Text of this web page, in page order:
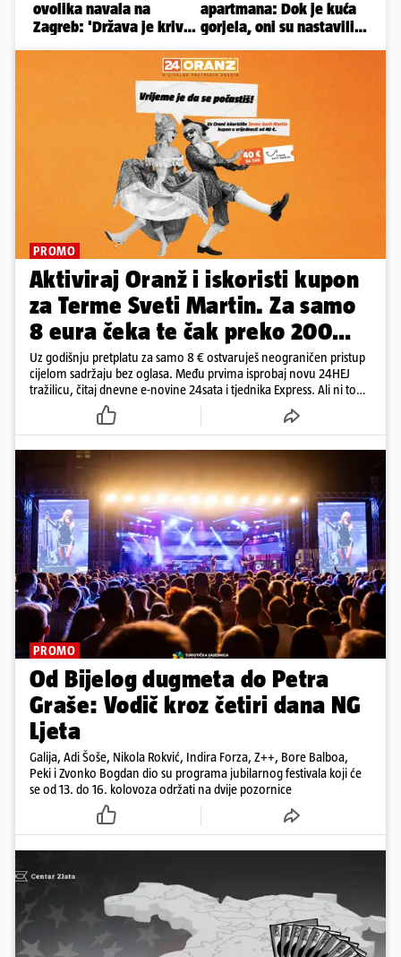
PROMO
Aktiviraj Oranž i iskoristi kupon
za Terme Sveti Martin. Za samo
8 eura čeka te čak preko 200
eura kupona!
Uz godišnju pretplatu za samo 8 € ostvaruješ neograničen pristup
cijelom sadržaju bez oglasa. Među prvima isprobaj novu 24HEJ
tražilicu, čitaj dnevne e-novine 24sata i tjednika Express. Ali ni to
PROMO
Od Bijelog dugmeta do Petra
Graše: Vodič kroz četiri dana NG
Ljeta
Galija, Adi Šoše, Nikola Rokvić, Indira Forza, Z++, Bore Balboa,
Peki i Zvonko Bogdan dio su programa jubilarnog festivala koji će
se od 13. do 16. kolovoza održati na dvije pozornice